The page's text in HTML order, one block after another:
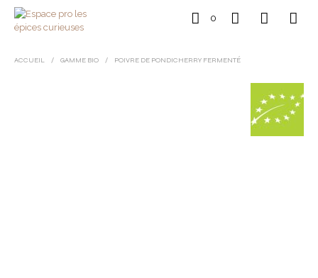
0
ACCUEIL / GAMME BIO / POIVRE DE PONDICHERRY FERMENTÉ